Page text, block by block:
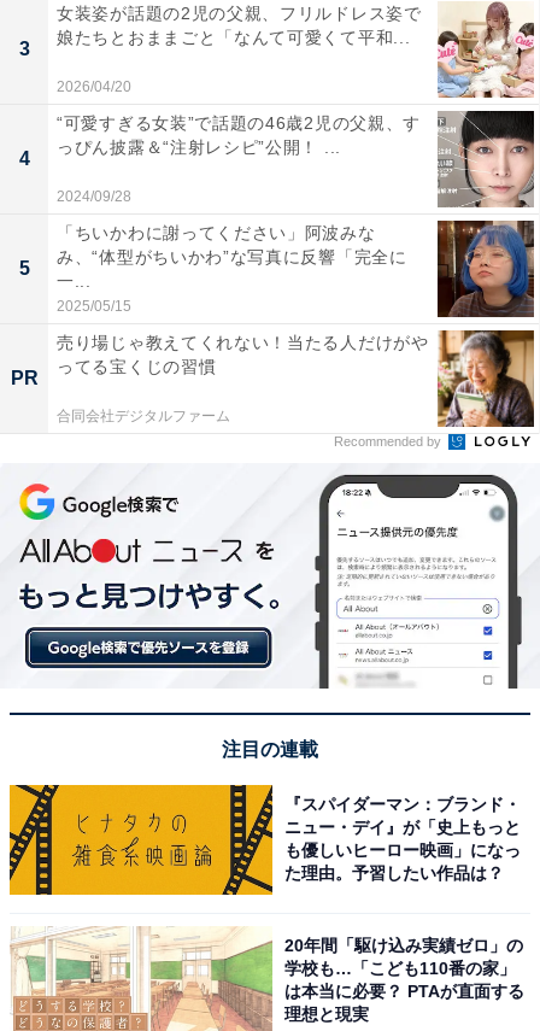
3
女装姿が話題の2児の父親、フリルドレス姿で
娘たちとおままごと「なんて可愛くて平和...
2026/04/20
4
“可愛すぎる女装”で話題の46歳2児の父親、す
っぴん披露＆“注射レシピ”公開！ ...
2024/09/28
5
「ちいかわに謝ってください」阿波みな
み、“体型がちいかわ”な写真に反響「完全に
一...
2025/05/15
PR
売り場じゃ教えてくれない！当たる人だけがや
ってる宝くじの習慣
合同会社デジタルファーム
Recommended by
注目の連載
『スパイダーマン：ブランド・
ニュー・デイ』が「史上もっと
も優しいヒーロー映画」になっ
た理由。予習したい作品は？
20年間「駆け込み実績ゼロ」の
学校も…「こども110番の家」
は本当に必要？ PTAが直面する
理想と現実